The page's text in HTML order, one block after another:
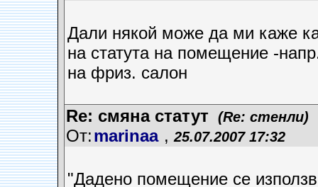
Дали някой може да ми каже
на статута на помещение -
на фриз. салон
Re: смяна статут (Re: стенли)
От:marinaa, 25.07.2007 17:32
"Дадено помещение се